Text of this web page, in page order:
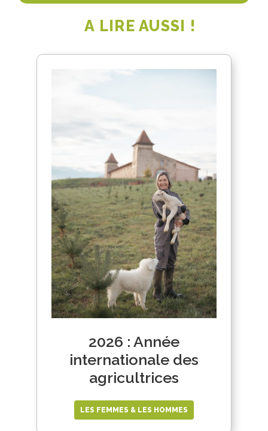
A LIRE AUSSI !
2026 : Année
internationale des
agricultrices
LES FEMMES & LES HOMMES